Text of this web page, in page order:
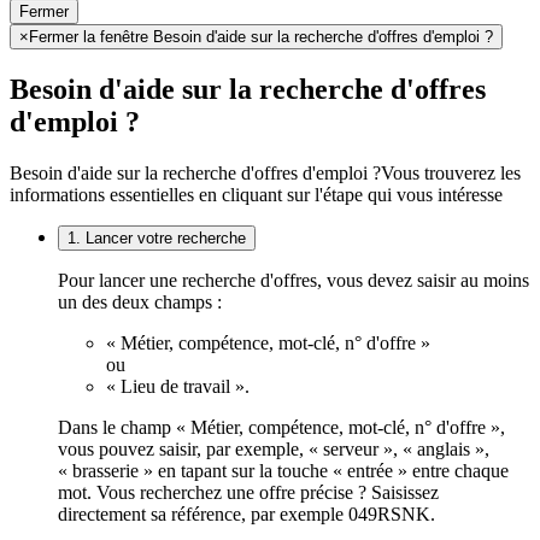
Fermer
× Fermer la fenêtre Besoin d'aide sur la recherche d'offres d'emploi ?
Besoin d'aide sur la recherche d'offres
d'emploi ?
Besoin d'aide sur la recherche d'offres d'emploi ?Vous trouverez les
informations essentielles en cliquant sur l'étape qui vous intéresse
1. Lancer votre recherche
Pour lancer une recherche d'offres, vous devez saisir au moins
un des deux champs :
« Métier, compétence, mot-clé, n° d'offre »
ou
« Lieu de travail ».
Dans le champ « Métier, compétence, mot-clé, n° d'offre »,
vous pouvez saisir, par exemple, « serveur », « anglais »,
« brasserie » en tapant sur la touche « entrée » entre chaque
mot. Vous recherchez une offre précise ? Saisissez
directement sa référence, par exemple 049RSNK.